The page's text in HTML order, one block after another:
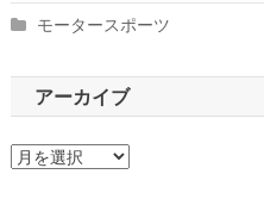
モータースポーツ
アーカイブ
ア